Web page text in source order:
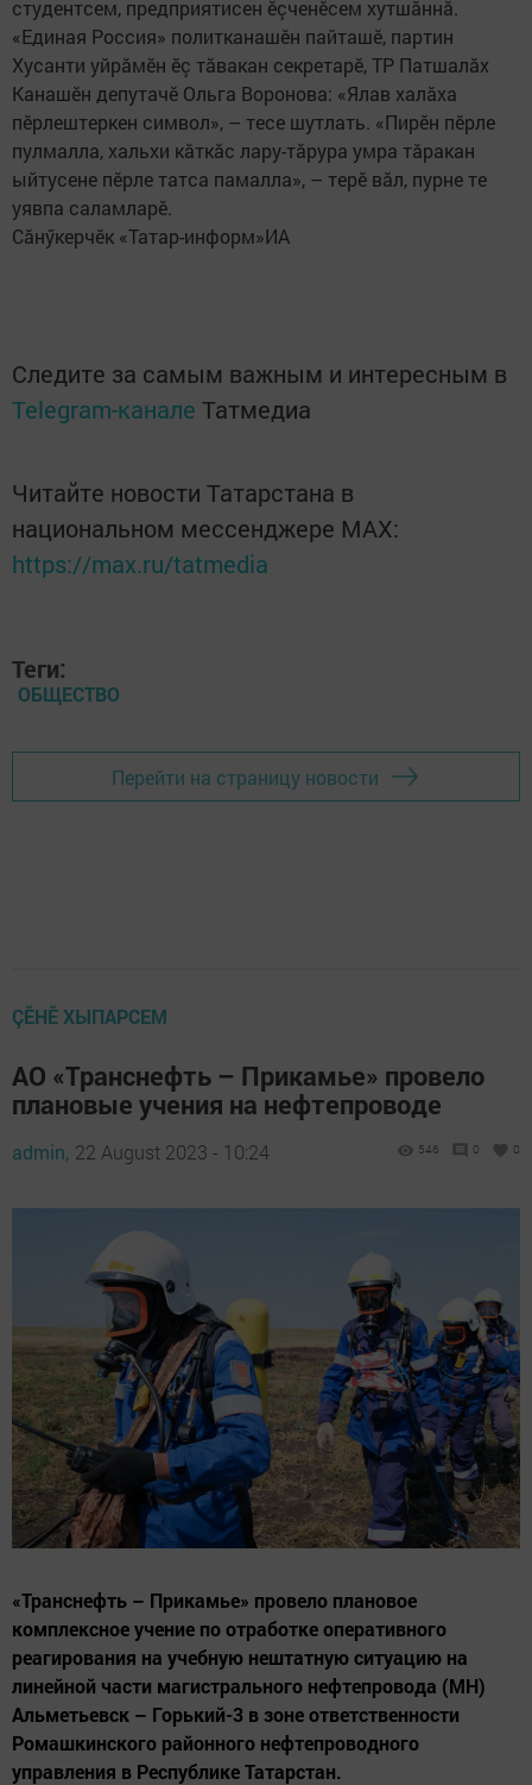
студентсем, предприятисен ӗçченӗсем хутшăннă.
«Единая Россия» политканашӗн пайташӗ, партин
Хусанти уйрăмӗн ӗç тăвакан секретарӗ, ТР Патшалăх
Канашӗн депутачӗ Ольга Воронова: «Ялав халăха
пӗрлештеркен символ», – тесе шутлать. «Пирӗн пӗрле
пулмалла, хальхи кăткăс лару-тăрура умра тăракан
ыйтусене пӗрле татса памалла», – терӗ вăл, пурне те
уявпа саламларӗ.
Сăнӳкерчӗк «Татар-информ»ИА
Следите за самым важным и интересным в
Telegram-канале Татмедиа
Читайте новости Татарстана в
национальном мессенджере MАХ:
https://max.ru/tatmedia
Теги:
ОБЩЕСТВО
Перейти на страницу новости
ÇӖНӖ ХЫПАРСЕМ
АО «Транснефть – Прикамье» провело
плановые учения на нефтепроводе
admin, 22 August 2023 - 10:24 546 0 0
«Транснефть – Прикамье» провело плановое
комплексное учение по отработке оперативного
реагирования на учебную нештатную ситуацию на
линейной части магистрального нефтепровода (МН)
Альметьевск – Горький-3 в зоне ответственности
Ромашкинского районного нефтепроводного
управления в Республике Татарстан.